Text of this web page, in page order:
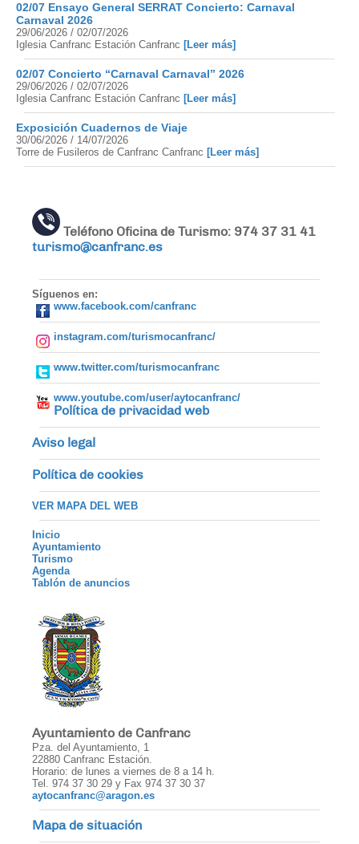
02/07 Ensayo General SERRAT Concierto: Carnaval
Carnaval 2026
29/06/2026 / 02/07/2026
Iglesia Canfranc Estación Canfranc [Leer más]
02/07 Concierto “Carnaval Carnaval” 2026
29/06/2026 / 02/07/2026
Iglesia Canfranc Estación Canfranc [Leer más]
Exposición Cuadernos de Viaje
30/06/2026 / 14/07/2026
Torre de Fusileros de Canfranc Canfranc [Leer más]
Teléfono Oficina de Turismo: 974 37 31 41
turismo@canfranc.es
Síguenos en:
www.facebook.com/canfranc
instagram.com/turismocanfranc/
www.twitter.com/turismocanfranc
www.youtube.com/user/aytocanfranc/
Política de privacidad web
Aviso legal
Política de cookies
VER MAPA DEL WEB
Inicio
Ayuntamiento
Turismo
Agenda
Tablón de anuncios
Ayuntamiento de Canfranc
Pza. del Ayuntamiento, 1
22880 Canfranc Estación.
Horario: de lunes a viernes de 8 a 14 h.
Tel. 974 37 30 29 y Fax 974 37 30 37
aytocanfranc@aragon.es
Mapa de situación